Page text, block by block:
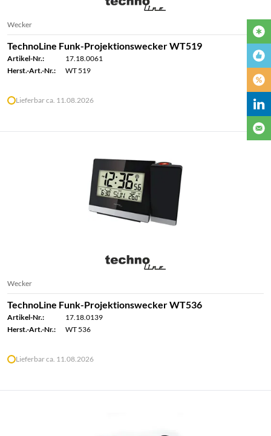
Wecker
TechnoLine Funk-Projektionswecker WT519
Artikel-Nr.:
17.18.0061
Herst.-Art.-Nr.:
WT 519
Lieferbar ca. 11.08.2026
Wecker
TechnoLine Funk-Projektionswecker WT536
Artikel-Nr.:
17.18.0139
Herst.-Art.-Nr.:
WT 536
Lieferbar ca. 11.08.2026